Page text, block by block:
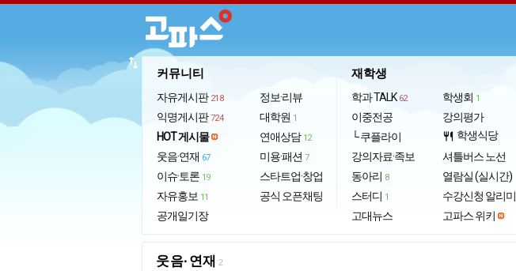
커뮤니티
자유게시판 218
익명게시판 724
HOT 게시물
웃음·연재 67
이슈·토론 19
자유홍보 11
공개일기장
정보·리뷰
대학원 1
연애상담 12
미용·패션 7
스타트업·창업
공식 오픈채팅
재학생
학과 TALK 62
이중전공
└ 쿠플라이
강의자료·족보
동아리 8
스터디 1
고대뉴스
학생회 1
강의평가
restaurant 학생식당
셔틀버스 노선
열람실 (실시간)
수강신청 알리미
고파스 위키
import_export
웃음·연재 2